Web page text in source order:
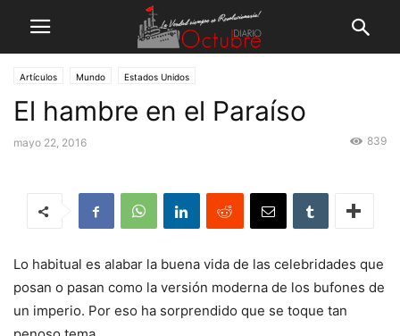
Artículos Mundo Estados Unidos
El hambre en el Paraíso
mayo 22, 2016 839
Lo habitual es alabar la buena vida de las celebridades que
posan o pasan como la versión moderna de los bufones de
un imperio. Por eso ha sorprendido que se toque tan